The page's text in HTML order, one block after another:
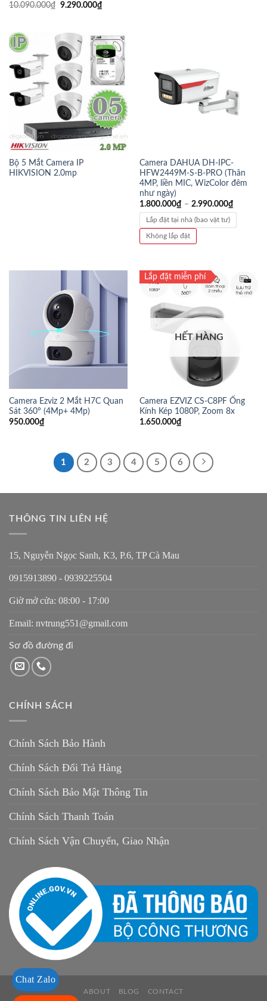
10.090.000₫ 9.290.000₫
Bộ 5 Mắt Camera IP
HIKVISION 2.0mp
Camera DAHUA DH-IPC-
HFW2449M-S-B-PRO (Thân
4MP, liền MIC, WizColor đêm
như ngày)
1.800.000₫ – 2.990.000₫
Lắp đặt tại nhà (bao vật tư)
Không lắp đặt
Camera Ezviz 2 Mắt H7C Quan
Sát 360° (4Mp+ 4Mp)
950.000₫
Lắp đặt miễn phí
HẾT HÀNG
Camera EZVIZ CS-C8PF Ống
Kính Kép 1080P, Zoom 8x
1.650.000₫
1 2 3 4 5 6
THÔNG TIN LIÊN HỆ
15, Nguyễn Ngọc Sanh, K3, P.6, TP Cà Mau
0915913890 - 0939225504
Giờ mở cửa: 08:00 - 17:00
Email: nvtrung551@gmail.com
Sơ đồ đường đi
CHÍNH SÁCH
Chính Sách Bảo Hành
Chính Sách Đổi Trả Hàng
Chính Sách Bảo Mật Thông Tin
Chính Sách Thanh Toán
Chính Sách Vận Chuyển, Giao Nhận
ABOUT BLOG CONTACT
Chat Zalo